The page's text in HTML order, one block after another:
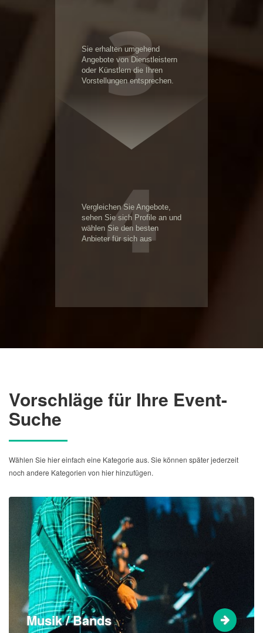
3
Sie erhalten umgehend
Angebote von Dienstleistern
oder Künstlern die Ihren
Vorstellungen entsprechen.
4
Vergleichen Sie Angebote,
sehen Sie sich Profile an und
wählen Sie den besten
Anbieter für sich aus
Vorschläge für Ihre Event-
Suche
Wählen Sie hier einfach eine Kategorie aus. Sie können später jederzeit
noch andere Kategorien von hier hinzufügen.
Musik / Bands